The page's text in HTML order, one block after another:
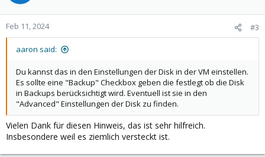
o
n
Feb 11, 2024 #3
aaron said:
Du kannst das in den Einstellungen der Disk in der VM einstellen.
Es sollte eine "Backup" Checkbox geben die festlegt ob die Disk
in Backups berücksichtigt wird. Eventuell ist sie in den
"Advanced" Einstellungen der Disk zu finden.
Vielen Dank für diesen Hinweis, das ist sehr hilfreich.
Insbesondere weil es ziemlich versteckt ist.